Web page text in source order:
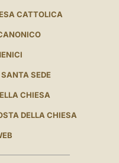
CATTOLICA
SEDE
CHIESA
DELLA CHIESA